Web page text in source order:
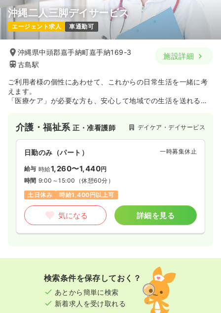
沖縄二人三脚デイサービス
エージェント求人 車通勤可
沖縄県中頭郡嘉手納町嘉手納169-3
古島駅
施設詳細
ご利用者様の個性にあわせて、これからの日常生活を一緒に考
えます。
「医療ケア」が必要な方も、安心して地域での生活を送れるよ
介護・福祉系正・准看護師 デイケア・デイサービス
日勤のみ（パート） 一時募集休止
給与 時給1,260〜1,440円
時間 9:00～15:00 （休憩60分）
土日休み
時給1,400円以上可
気になる 詳細を見る
検索条件を保存しておく？
あとから簡単に検索
新着求人を受け取れる